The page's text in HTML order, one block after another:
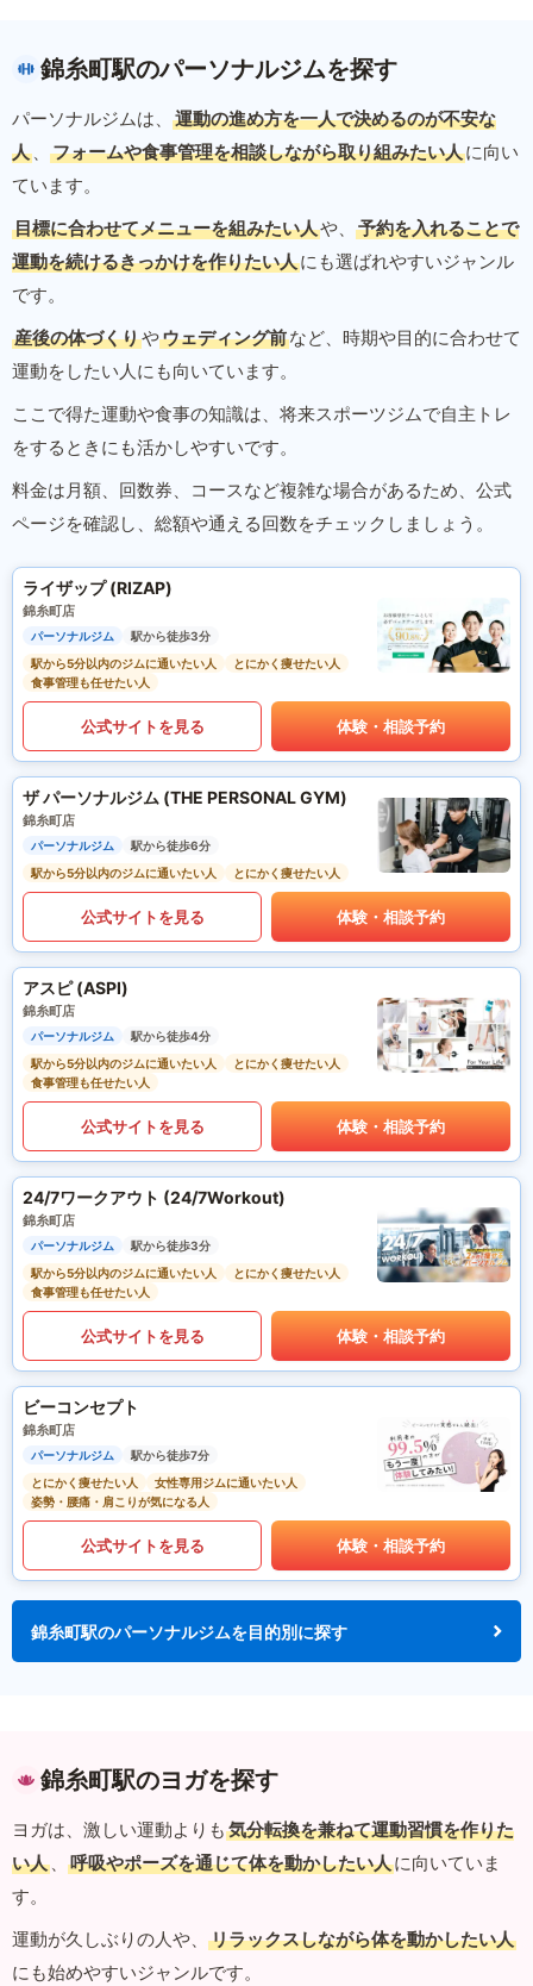
錦糸町駅のパーソナルジムを探す
パーソナルジムは、
運動の進め方を一人で決めるのが不安な
人 、 フォームや食事管理を相談しながら取り組みたい人に向い
ています。
目標に合わせてメニューを組みたい人や、
予約を入れることで
運動を続けるきっかけを作りたい人にも選ばれやすいジャンル
です。
産後の体づくりやウェディング前など、時期や目的に合わせて
運動をしたい人にも向いています。
ここで得た運動や食事の知識は、将来スポーツジムで自主トレ
をするときにも活かしやすいです。
料金は月額、回数券、コースなど複雑な場合があるため、公式
ページを確認し、総額や通える回数をチェックしましょう。
ライザップ (RIZAP)
錦糸町店
パーソナルジム
駅から徒歩3分
駅から5分以内のジムに通いたい人
とにかく痩せたい人
食事管理も任せたい人
公式サイトを見る 体験・相談予約
ザ パーソナルジム (THE PERSONAL GYM)
錦糸町店
パーソナルジム
駅から徒歩6分
駅から5分以内のジムに通いたい人
とにかく痩せたい人
公式サイトを見る 体験・相談予約
アスピ (ASPI)
錦糸町店
パーソナルジム
駅から徒歩4分
駅から5分以内のジムに通いたい人
とにかく痩せたい人
食事管理も任せたい人
公式サイトを見る 体験・相談予約
24/7ワークアウト (24/7Workout)
錦糸町店
パーソナルジム
駅から徒歩3分
駅から5分以内のジムに通いたい人
とにかく痩せたい人
食事管理も任せたい人
公式サイトを見る 体験・相談予約
ビーコンセプト
錦糸町店
パーソナルジム
駅から徒歩7分
とにかく痩せたい人
女性専用ジムに通いたい人
姿勢・腰痛・肩こりが気になる人
公式サイトを見る 体験・相談予約
錦糸町駅のパーソナルジムを目的別に探す
錦糸町駅のヨガを探す
ヨガは、激しい運動よりも 気分転換を兼ねて運動習慣を作りた
い人 、 呼吸やポーズを通じて体を動かしたい人に向いていま
す。
運動が久しぶりの人や、
リラックスしながら体を動かしたい人
にも始めやすいジャンルです。